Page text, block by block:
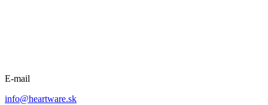
E-mail
info@heartware.sk